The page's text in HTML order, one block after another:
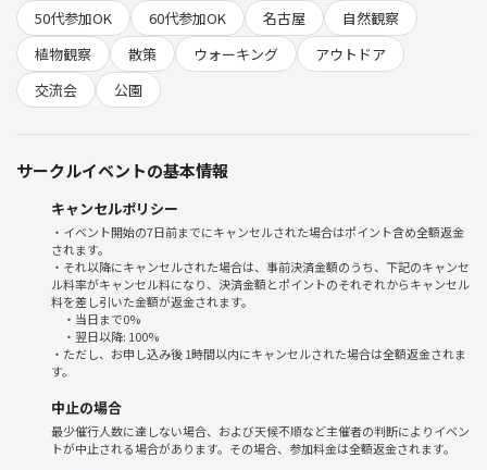
50代参加OK
60代参加OK 名古屋
自然観察
植物観察
散策 ウォーキング
アウトドア
交流会
公園
サークルイベントの基本情報
キャンセルポリシー
・イベント開始の7日前までにキャンセルされた場合はポイント含め全額返金
されます。
・それ以降にキャンセルされた場合は、事前決済金額のうち、下記のキャンセ
ル料率がキャンセル料になり、決済金額とポイントのそれぞれからキャンセル
料を差し引いた金額が返金されます。
・当日まで0%
・翌日以降: 100%
・ただし、お申し込み後 1時間以内にキャンセルされた場合は全額返金されま
す。
中止の場合
最少催行人数に達しない場合、および天候不順など主催者の判断によりイベン
トが中止される場合があります。その場合、参加料金は全額返金されます。